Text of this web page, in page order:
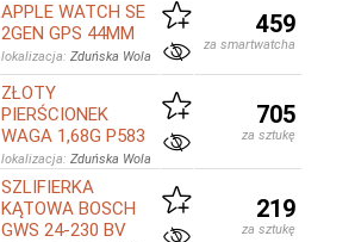
APPLE WATCH SE
2GEN GPS 44MM
lokalizacja: Zduńska Wola
459
za smartwatcha
ZŁOTY
PIERŚCIONEK
WAGA 1,68G P583
lokalizacja: Zduńska Wola
705
za sztukę
SZLIFIERKA
KĄTOWA BOSCH
GWS 24-230 BV
219
za sztukę